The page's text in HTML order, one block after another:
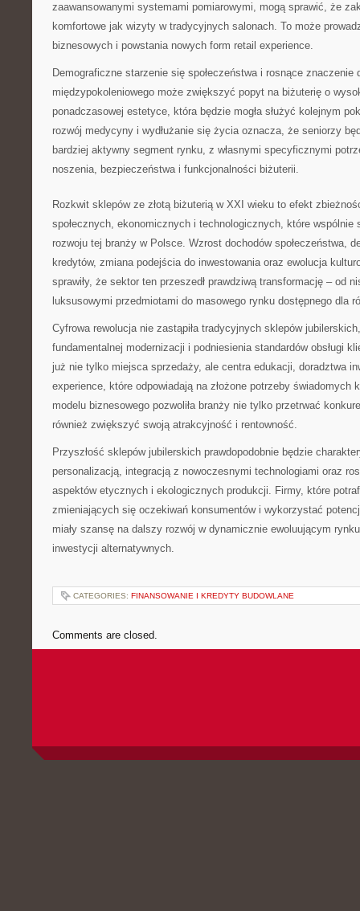
zaawansowanymi systemami pomiarowymi, mogą sprawić, że
komfortowe jak wizyty w tradycyjnych salonach. To może
biznesowych i powstania nowych form retail experience.
Demograficzne starzenie się społeczeństwa i rosnące znaczenie
międzypokoleniowego może zwiększyć popyt na biżuterię o
ponadczasowej estetyce, która będzie mogła służyć kolejnym
rozwój medycyny i wydłużanie się życia oznacza, że seniorzy
bardziej aktywny segment rynku, z własnymi specyficznymi
noszenia, bezpieczeństwa i funkcjonalności biżuterii.
Rozkwit sklepów ze złotą biżuterią w XXI wieku to efekt
społecznych, ekonomicznych i technologicznych, które wspólnie
rozwoju tej branży w Polsce. Wzrost dochodów społeczeństwa,
kredytów, zmiana podejścia do inwestowania oraz ewolucja
sprawiły, że sektor ten przeszedł prawdziwą transformację – od
luksusowymi przedmiotami do masowego rynku dostępnego dla
Cyfrowa rewolucja nie zastąpiła tradycyjnych sklepów
fundamentalnej modernizacji i podniesienia standardów obsługi
już nie tylko miejsca sprzedaży, ale centra edukacji, doradztwa
experience, które odpowiadają na złożone potrzeby świadomych
modelu biznesowego pozwoliła branży nie tylko przetrwać
również zwiększyć swoją atrakcyjność i rentowność.
Przyszłość sklepów jubilerskich prawdopodobnie będzie
personalizacją, integracją z nowoczesnymi technologiami oraz
aspektów etycznych i ekologicznych produkcji. Firmy, które
zmieniających się oczekiwań konsumentów i wykorzystać
miały szansę na dalszy rozwój w dynamicznie ewoluującym
inwestycji alternatywnych.
CATEGORIES: FINANSOWANIE I KREDYTY BUDOWLANE
Comments are closed.